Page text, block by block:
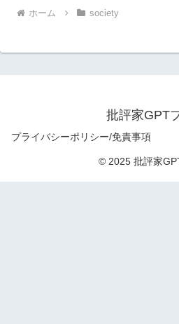
ホーム society
批評家GPT
プライバシーポリシー/免責事項
© 2025 批評家